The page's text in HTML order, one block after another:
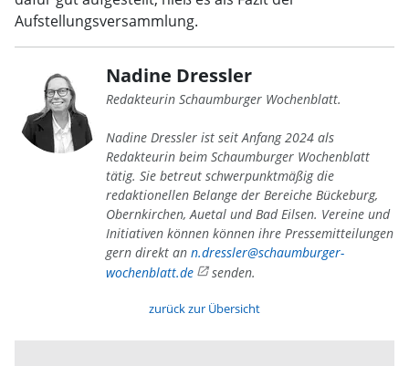
Aufstellungsversammlung.
Nadine Dressler
Redakteurin Schaumburger Wochenblatt.
Nadine Dressler ist seit Anfang 2024 als
Redakteurin beim Schaumburger Wochenblatt
tätig. Sie betreut schwerpunktmäßig die
redaktionellen Belange der Bereiche Bückeburg,
Obernkirchen, Auetal und Bad Eilsen. Vereine und
Initiativen können können ihre Pressemitteilungen
gern direkt an n.dressler@schaumburger-
wochenblatt.de
senden.
zurück zur Übersicht